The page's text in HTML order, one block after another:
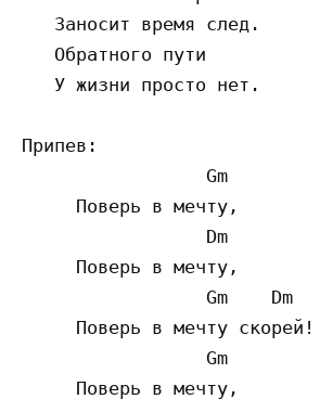
   Заносит время след.
   Обратного пути
   У жизни просто нет.
Припев:
                 Gm
     Поверь в мечту,
                 Dm
     Поверь в мечту,
                 Gm    Dm
     Поверь в мечту скорей!
                 Gm
     Поверь в мечту,